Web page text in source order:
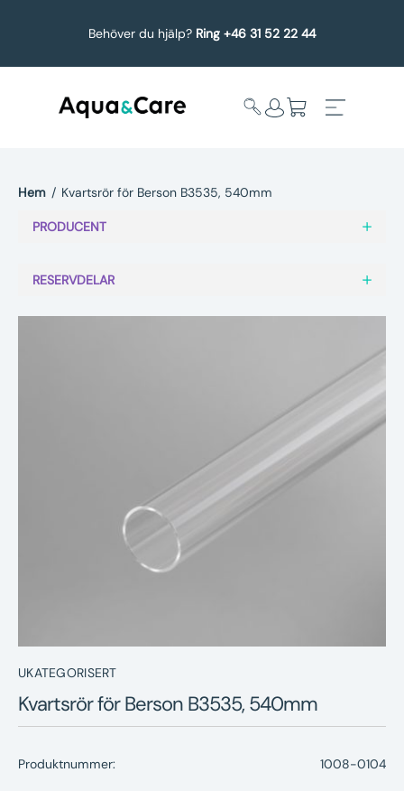
Behöver du hjälp? Ring +46 31 52 22 44
undermeny
Service
Underhållstips
Kontakt
Hem / Kvartsrör för Berson B3535, 540mm
PRODUCENT
RESERVDELAR
UKATEGORISERT
Kvartsrör för Berson B3535, 540mm
Produktnummer: 1008-0104